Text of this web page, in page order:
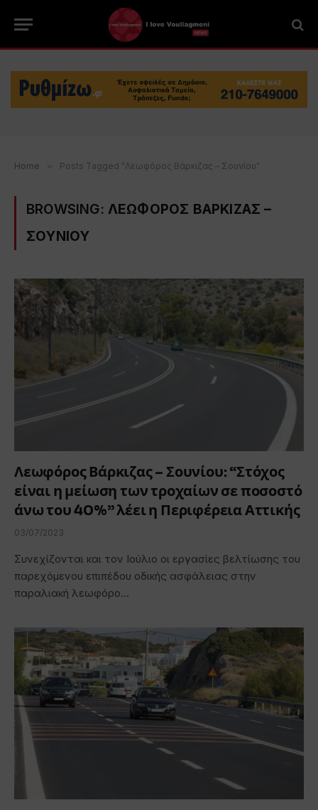
Home » Posts Tagged "Λεωφόρος Βάρκιζας – Σουνίου"
BROWSING: ΛΕΩΦΟΡΟΣ ΒΑΡΚΙΖΑΣ –
ΣΟΥΝΙΟΥ
Λεωφόρος Βάρκιζας – Σουνίου: “Στόχος
είναι η μείωση των τροχαίων σε ποσοστό
άνω του 40%” λέει η Περιφέρεια Αττικής
03/07/2023
Συνεχίζονται και τον Ιούλιο οι εργασίες βελτίωσης του
παρεχόμενου επιπέδου οδικής ασφάλειας στην
παραλιακή λεωφόρο…